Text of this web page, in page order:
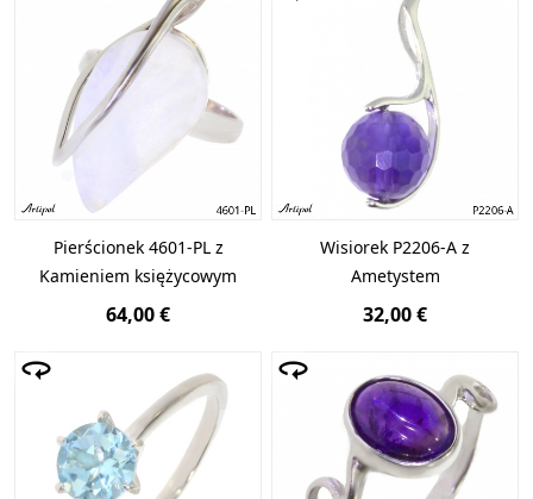
Pierścionek 4601-PL z
Kamieniem księżycowym
64,00 €
Wisiorek P2206-A z
Ametystem
32,00 €